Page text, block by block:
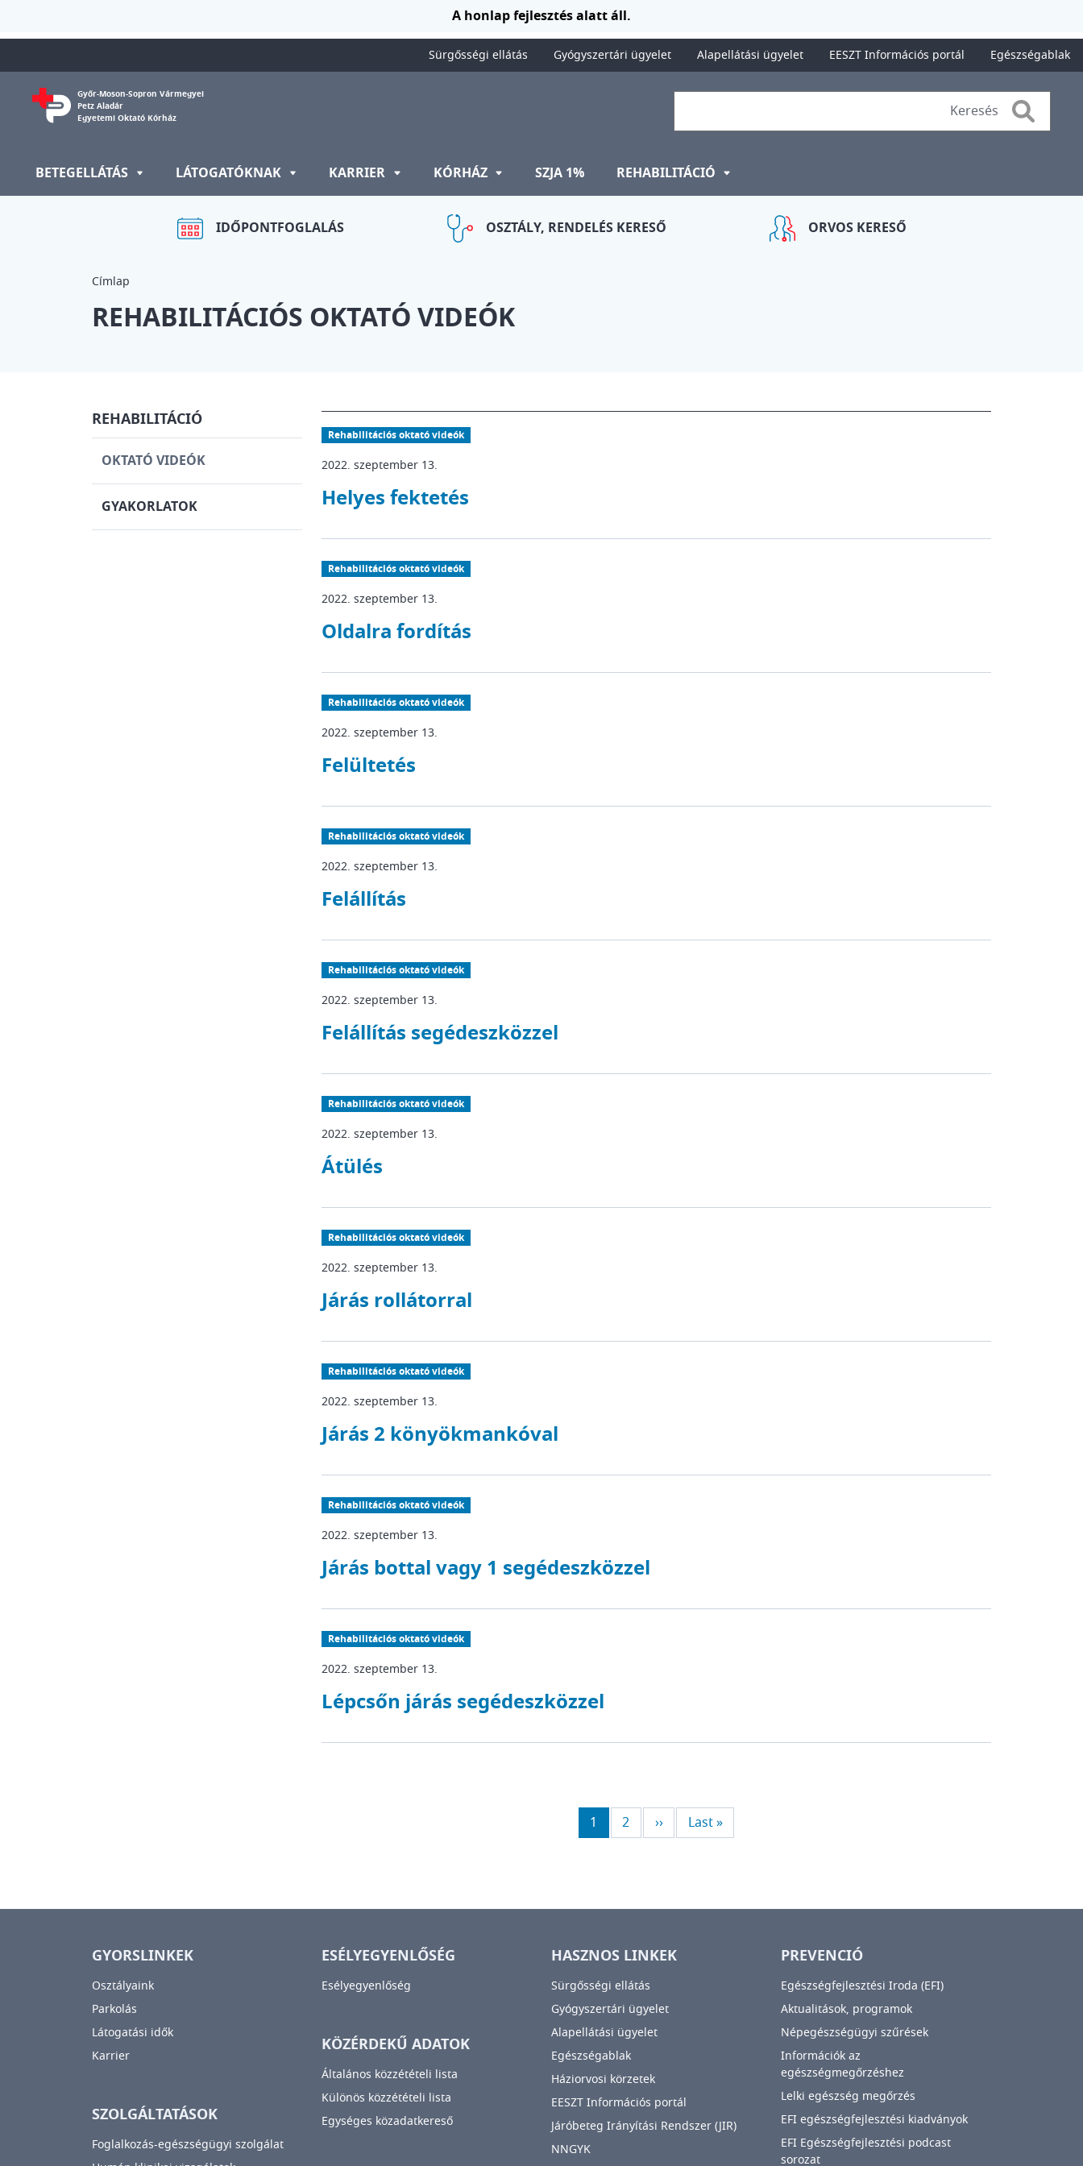
A honlap fejlesztés alatt áll.
Sürgősségi ellátás Gyógyszertári ügyelet Alapellátási ügyelet EESZT Információs portál Egészségablak
Győr-Moson-Sopron Vármegyei
Petz Aladár
Egyetemi Oktató Kórház
Search
BETEGELLÁTÁS LÁTOGATÓKNAK KARRIER KÓRHÁZ SZJA 1% REHABILITÁCIÓ
IDŐPONTFOGLALÁS OSZTÁLY, RENDELÉS KERESŐ ORVOS KERESŐ
Címlap
REHABILITÁCIÓS OKTATÓ VIDEÓK
Rehabilitációs oktató videók
2022. szeptember 13.
Helyes fektetés
Rehabilitációs oktató videók
2022. szeptember 13.
Oldalra fordítás
Rehabilitációs oktató videók
2022. szeptember 13.
Felültetés
Rehabilitációs oktató videók
2022. szeptember 13.
Felállítás
Rehabilitációs oktató videók
2022. szeptember 13.
Felállítás segédeszközzel
Rehabilitációs oktató videók
2022. szeptember 13.
Átülés
Rehabilitációs oktató videók
2022. szeptember 13.
Járás rollátorral
Rehabilitációs oktató videók
2022. szeptember 13.
Járás 2 könyökmankóval
Rehabilitációs oktató videók
2022. szeptember 13.
Járás bottal vagy 1 segédeszközzel
Rehabilitációs oktató videók
2022. szeptember 13.
Lépcsőn járás segédeszközzel
Jelenlegi oldal
1 Page
2 Következő oldal
›› Utolsó oldal
Last »
REHABILITÁCIÓ
OKTATÓ VIDEÓK
GYAKORLATOK
GYORSLINKEK
Osztályaink
Parkolás
Látogatási idők
Karrier
SZOLGÁLTATÁSOK
Foglalkozás-egészségügyi szolgálat
ESÉLYEGYENLŐSÉG
Esélyegyenlőség
KÖZÉRDEKŰ ADATOK
Általános közzétételi lista
Különös közzétételi lista
Egységes közadatkereső
HASZNOS LINKEK
Sürgősségi ellátás
Gyógyszertári ügyelet
Alapellátási ügyelet
Egészségablak
Háziorvosi körzetek
EESZT Információs portál
Járóbeteg Irányítási Rendszer (JIR)
NNGYK
PREVENCIÓ
Egészségfejlesztési Iroda (EFI)
Aktualitások, programok
Népegészségügyi szűrések
Információk az
egészségmegőrzéshez
Lelki egészség megőrzés
EFI egészségfejlesztési kiadványok
EFI Egészségfejlesztési podcast
sorozat